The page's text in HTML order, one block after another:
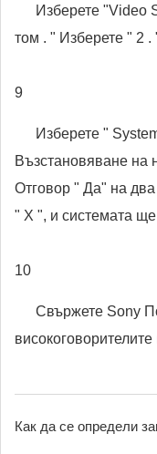
Изберете "Video
том . " Изберете " 2
9
Изберете "
Възстановяване на
Отговор " Да" на два
" X ", и системата
10
Свържете Sony
Как да се определи